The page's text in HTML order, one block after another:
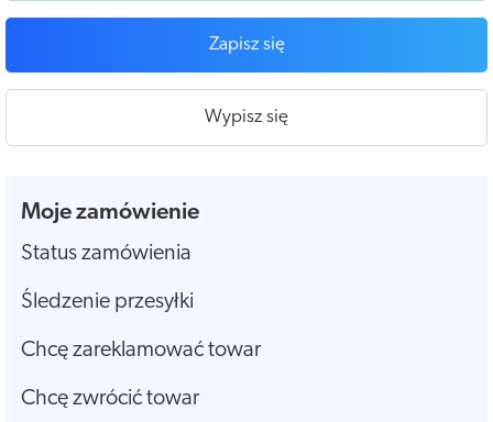
Zapisz się
Wypisz się
Moje zamówienie
Status zamówienia
Śledzenie przesyłki
Chcę zareklamować towar
Chcę zwrócić towar